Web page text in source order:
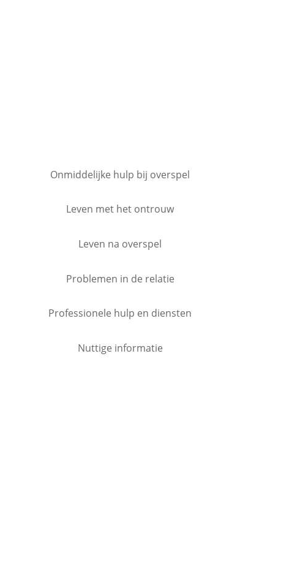
Onmiddelijke hulp bij overspel
Leven met het ontrouw
Leven na overspel
Problemen in de relatie
Professionele hulp en diensten
Nuttige informatie